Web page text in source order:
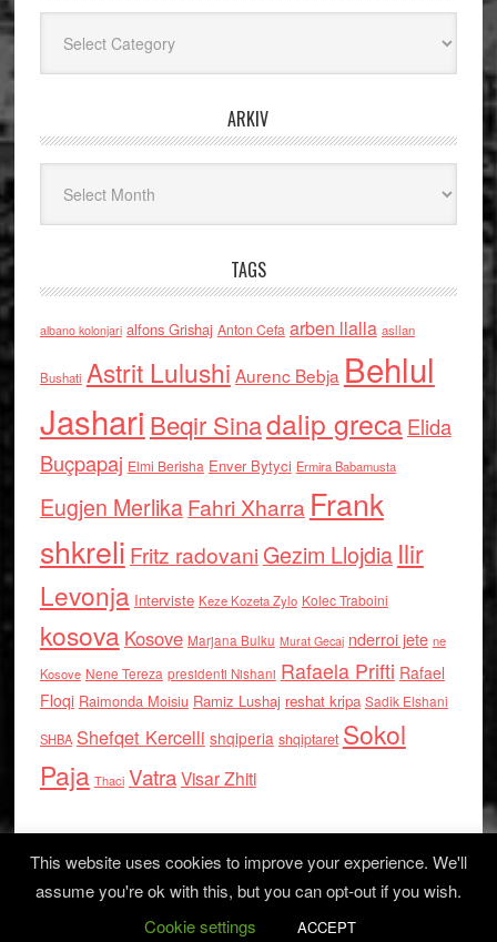
ARKIV
TAGS
albano kolonjari alfons Grishaj Anton Cefa arben llalla asllan
Bushati Astrit Lulushi Aurenc Bebja Behlul
Jashari Beqir Sinadalip grecaElida
Buçpapaj Elmi Berisha Enver Bytyci Ermira Babamusta
Eugjen MerlikaFahri Xharra Frank
shkreli Fritz radovaniGezim Llojdia Ilir
Levonja Interviste Keze Kozeta Zylo Kolec Traboini
kosova Kosove Marjana Bulku Murat Gecaj nderroi jete ne
Kosove Nene Tereza presidenti Nishani Rafaela Prifti Rafael
Floqi Raimonda Moisiu Ramiz Lushaj reshat kripa Sadik Elshani
SHBA Shefqet Kercelli shqiperia shqiptaret Sokol
Paja Thaci VatraVisar Zhiti
Log in
This website uses cookies to improve your experience. We'll
assume you're ok with this, but you can opt-out if you wish.
Cookie settings
ACCEPT